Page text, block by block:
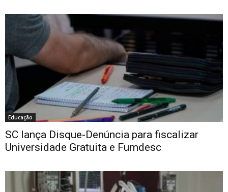
Educação
SC lança Disque-Denúncia para fiscalizar
Universidade Gratuita e Fumdesc